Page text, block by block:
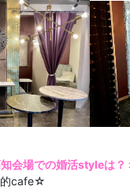
会場での婚活styleは
的cafe☆